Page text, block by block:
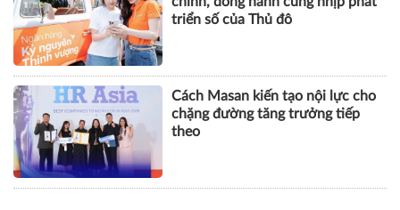
triển số của Thủ đô
Cách Masan kiến tạo nội lực cho
chặng đường tăng trưởng tiếp
theo